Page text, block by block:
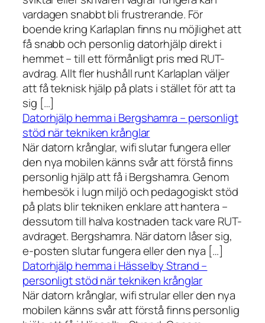
vardagen snabbt bli frustrerande. För
boende kring Karlaplan finns nu möjlighet att
få snabb och personlig datorhjälp direkt i
hemmet – till ett förmånligt pris med RUT-
avdrag. Allt fler hushåll runt Karlaplan väljer
att få teknisk hjälp på plats i stället för att ta
sig […]
Datorhjälp hemma i Bergshamra – personligt
stöd när tekniken krånglar
När datorn krånglar, wifi slutar fungera eller
den nya mobilen känns svår att förstå finns
personlig hjälp att få i Bergshamra. Genom
hembesök i lugn miljö och pedagogiskt stöd
på plats blir tekniken enklare att hantera –
dessutom till halva kostnaden tack vare RUT-
avdraget. Bergshamra. När datorn låser sig,
e-posten slutar fungera eller den nya […]
Datorhjälp hemma i Hässelby Strand –
personligt stöd när tekniken krånglar
När datorn krånglar, wifi strular eller den nya
mobilen känns svår att förstå finns personlig